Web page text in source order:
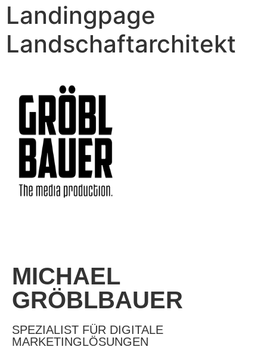
Landingpage
Landschaftarchitekt
MICHAEL
GRÖBLBAUER
SPEZIALIST FÜR DIGITALE
MARKETINGLÖSUNGEN​